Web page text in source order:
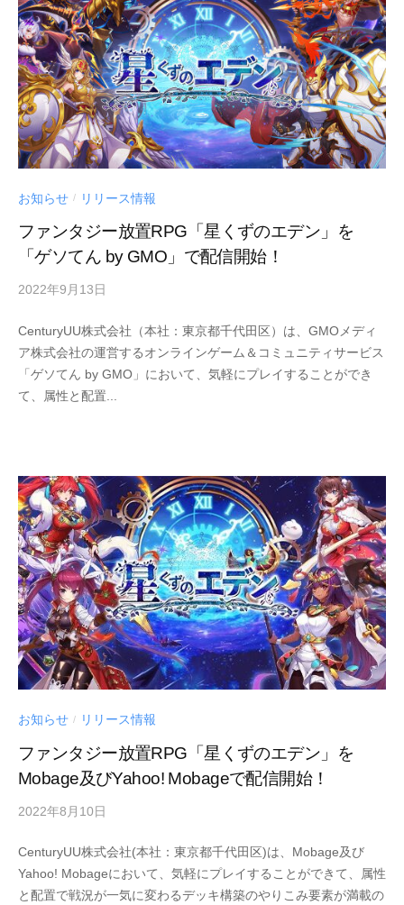
お知らせ / リリース情報
ファンタジー放置RPG「星くずのエデン」を
「ゲソてん by GMO」で配信開始！
2022年9月13日
UU
CenturyUU株式会社（本社：東京都千代田区）は、GMOメディ
ア株式会社の運営するオンラインゲーム＆コミュニティサービス
「ゲソてん by GMO」において、気軽にプレイすることができ
て、属性と配置...
お知らせ / リリース情報
ファンタジー放置RPG「星くずのエデン」を
Mobage及びYahoo! Mobageで配信開始！
2022年8月10日
UU
CenturyUU株式会社(本社：東京都千代田区)は、Mobage及び
Yahoo! Mobageにおいて、気軽にプレイすることができて、属性
と配置で戦況が一気に変わるデッキ構築のやりこみ要素が満載の